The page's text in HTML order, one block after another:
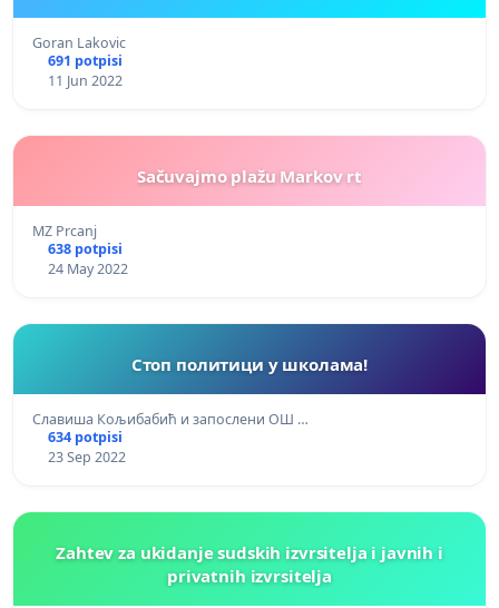
Goran Lakovic
691 potpisi
11 Jun 2022
Sačuvajmo plažu Markov rt
MZ Prcanj
638 potpisi
24 May 2022
Стоп политици у школама!
Славиша Кољибабић и запослени ОШ …
634 potpisi
23 Sep 2022
Zahtev za ukidanje sudskih izvrsitelja i javnih i
privatnih izvrsitelja